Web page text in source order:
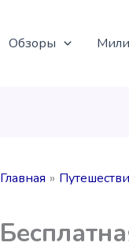
Обзоры
Главная